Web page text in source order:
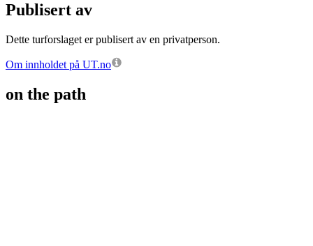
Publisert av
Dette turforslaget er publisert av en privatperson.
Om innholdet på UT.no
on the path